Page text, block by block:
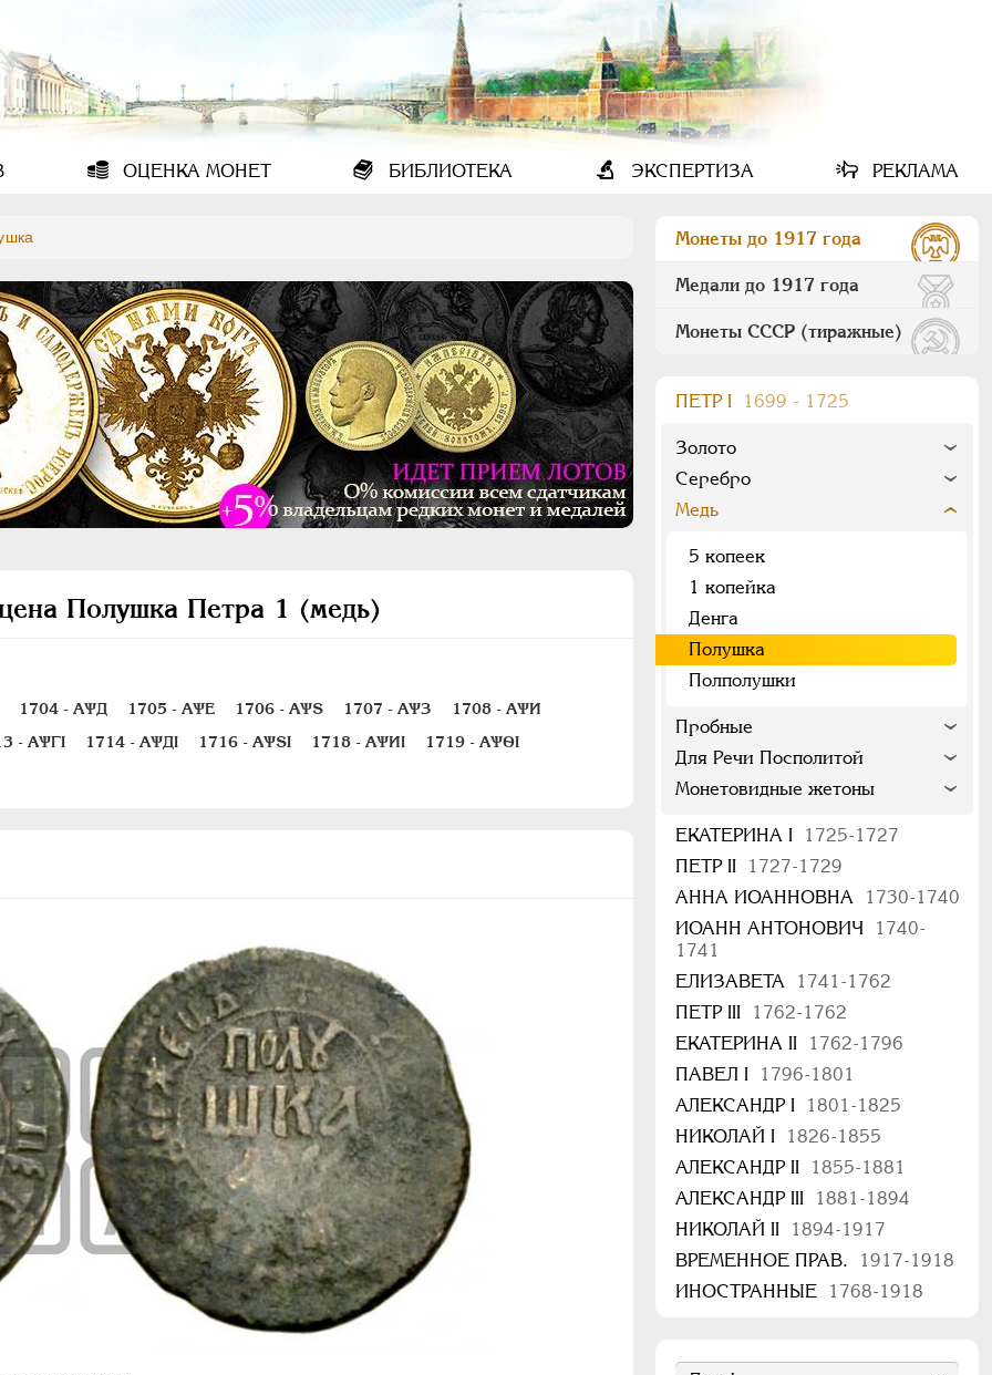
ОЦЕНКАМОНЕТ БИБЛИОТЕКА ЭКСПЕРТИЗА РЕКЛАМА
Полушка Петра 1 (медь)
1704 - АѰД 1705 - АѰЕ 1706 - АѰS 1707 - АѰЗ
1708 - АѰИ
- АѰГI
1714 - АѰДI 1716 - АѰSI 1718 - АѰИI 1719 - АѰѲI
Монеты до 1917 года
Медали до 1917 года
Монеты СССР (тиражные)
ПEТР I 1699 - 1725
Золото
Серебро
Медь
5 копеек
1 копейка
Денга
Полушка
Полполушки
Пробные
Для Речи Посполитой
Монетовидные жетоны
ЕКАТЕРИНА I
1725-1727
ПЕТР II
1727-1729
АННА ИОАННОВНА
1730-1740
ИОАНН АНТОНОВИЧ
1740-
1741
ЕЛИЗАВЕТА
1741-1762
ПЕТР III
1762-1762
ЕКАТЕРИНА II
1762-1796
ПАВЕЛ I
1796-1801
АЛЕКСАНДР I
1801-1825
НИКОЛАЙ I
1826-1855
АЛЕКСАНДР II
1855-1881
АЛЕКСАНДР III
1881-1894
НИКОЛАЙ II
1894-1917
ВРЕМЕННОЕ ПРАВ.
1917-1918
ИНОСТРАННЫЕ
1768-1918